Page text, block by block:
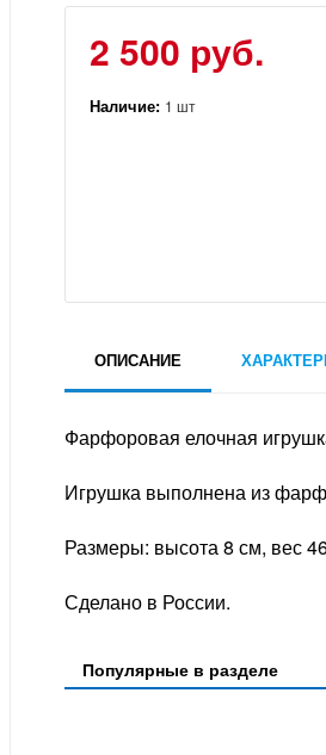
2 500 руб.
Наличие: 1 шт
ОПИСАНИЕ
Фарфоровая елочная
Игрушка выполнена из
Размеры: высота 8 см, вес
Сделано в России.
Популярные в разделе